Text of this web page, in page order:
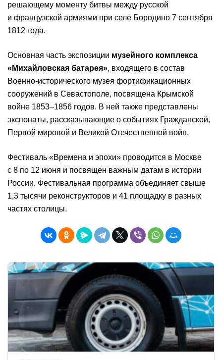
решающему моменту битвы между русской
и французской армиями при селе Бородино 7 сентября
1812 года.
Основная часть экспозиции музейного комплекса
«Михайловская батарея», входящего в состав
Военно-исторического музея фортификационных
сооружений в Севастополе, посвящена Крымской
войне 1853–1856 годов. В ней также представлены
экспонаты, рассказывающие о событиях Гражданской,
Первой мировой и Великой Отечественной войн.
Фестиваль «Времена и эпохи» проводится в Москве
с 8 по 12 июня и посвящен важным датам в истории
России. Фестивальная программа объединяет свыше
1,3 тысячи реконструкторов и 41 площадку в разных
частях столицы.